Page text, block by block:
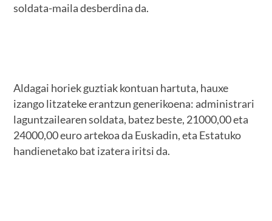
soldata-maila desberdina da.
Aldagai horiek guztiak kontuan hartuta, hauxe
izango litzateke erantzun generikoena: administrari
laguntzailearen soldata, batez beste, 21000,00 eta
24000,00 euro artekoa da Euskadin, eta Estatuko
handienetako bat izatera iritsi da.